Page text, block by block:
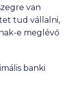
van
tud vállalni,
e meglévő
banki